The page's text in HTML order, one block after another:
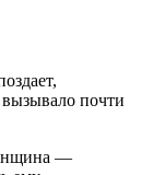
почти
—